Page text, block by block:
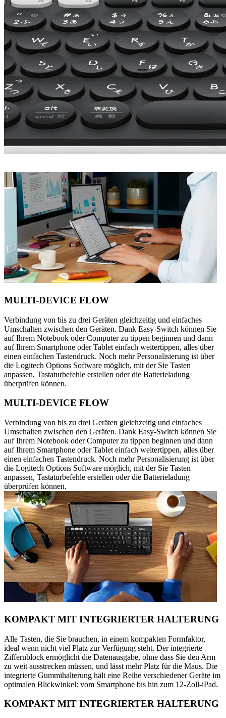
MULTI-DEVICE FLOW
Verbindung von bis zu drei Geräten gleichzeitig und einfaches
Umschalten zwischen den Geräten. Dank Easy-Switch können Sie
auf Ihrem Notebook oder Computer zu tippen beginnen und dann
auf Ihrem Smartphone oder Tablet einfach weitertippen, alles über
einen einfachen Tastendruck. Noch mehr Personalisierung ist über
die Logitech Options Software möglich, mit der Sie Tasten
anpassen, Tastaturbefehle erstellen oder die Batterieladung
überprüfen können.
MULTI-DEVICE FLOW
Verbindung von bis zu drei Geräten gleichzeitig und einfaches
Umschalten zwischen den Geräten. Dank Easy-Switch können Sie
auf Ihrem Notebook oder Computer zu tippen beginnen und dann
auf Ihrem Smartphone oder Tablet einfach weitertippen, alles über
einen einfachen Tastendruck. Noch mehr Personalisierung ist über
die Logitech Options Software möglich, mit der Sie Tasten
anpassen, Tastaturbefehle erstellen oder die Batterieladung
überprüfen können.
KOMPAKT MIT INTEGRIERTER HALTERUNG
Alle Tasten, die Sie brauchen, in einem kompakten Formfaktor,
ideal wenn nicht viel Platz zur Verfügung steht. Der integrierte
Ziffernblock ermöglicht die Datenausgabe, ohne dass Sie den Arm
zu weit ausstrecken müssen, und lässt mehr Platz für die Maus. Die
integrierte Gummihalterung hält eine Reihe verschiedener Geräte im
optimalen Blickwinkel: vom Smartphone bis hin zum 12-Zoll-iPad.
KOMPAKT MIT INTEGRIERTER HALTERUNG